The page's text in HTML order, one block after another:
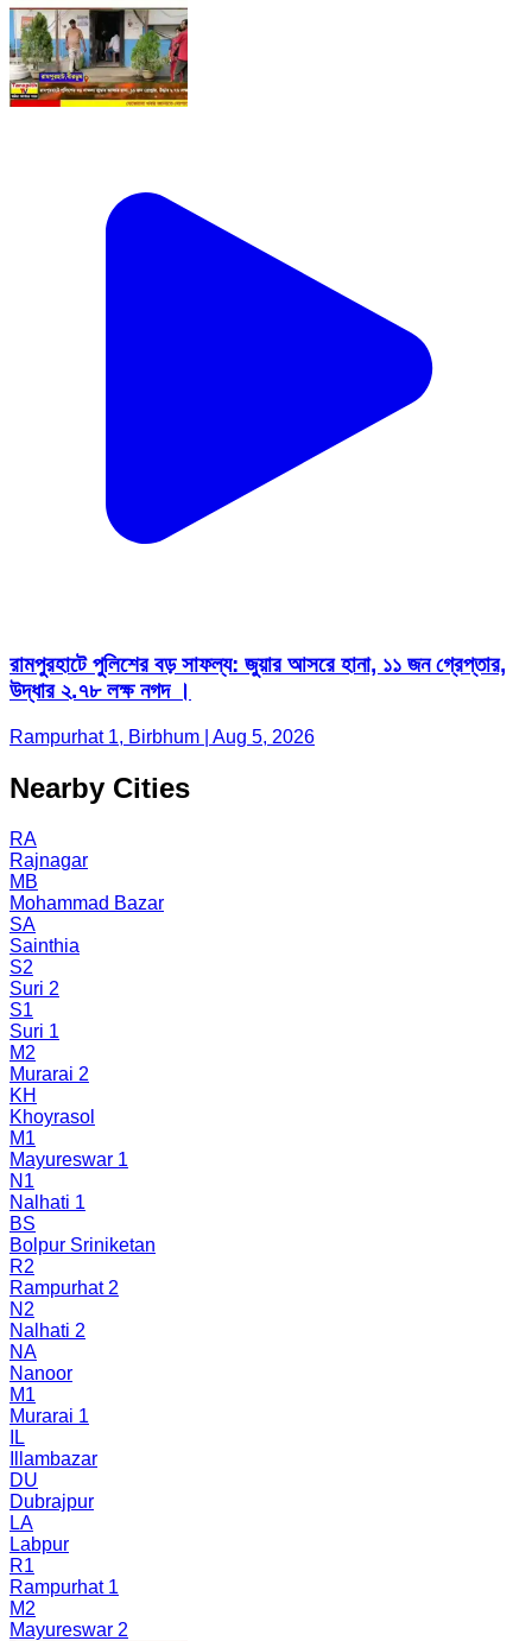
রামপুরহাটে পুলিশের বড় সাফল্য: জুয়ার আসরে হানা, ১১ জন গ্রেপ্তার,
উদ্ধার ২.৭৮ লক্ষ নগদ ।
Rampurhat 1, Birbhum | Aug 5, 2026
Nearby Cities
RA
Rajnagar
MB
Mohammad Bazar
SA
Sainthia
S2
Suri 2
S1
Suri 1
M2
Murarai 2
KH
Khoyrasol
M1
Mayureswar 1
N1
Nalhati 1
BS
Bolpur Sriniketan
R2
Rampurhat 2
N2
Nalhati 2
NA
Nanoor
M1
Murarai 1
IL
Illambazar
DU
Dubrajpur
LA
Labpur
R1
Rampurhat 1
M2
Mayureswar 2